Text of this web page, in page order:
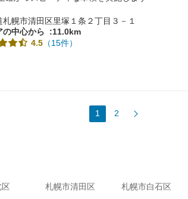
札幌市清田区里塚１条２丁目３－１
の中心から
:11.0km
4.5 （15件）
1 2
札幌市清田区 札幌市白石区